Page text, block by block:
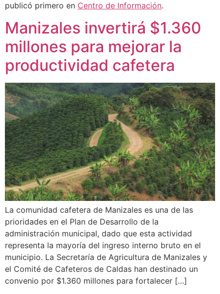
publicó primero en Centro de Información.
Manizales invertirá $1.360
millones para mejorar la
productividad cafetera
La comunidad cafetera de Manizales es una de las
prioridades en el Plan de Desarrollo de la
administración municipal, dado que esta actividad
representa la mayoría del ingreso interno bruto en el
municipio. La Secretaría de Agricultura de Manizales y
el Comité de Cafeteros de Caldas han destinado un
convenio por $1.360 millones para fortalecer […]